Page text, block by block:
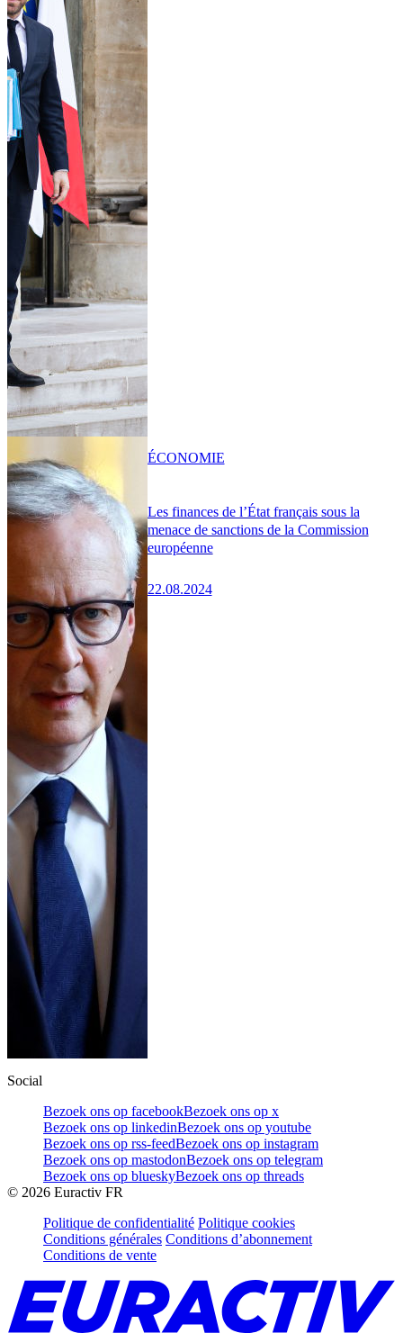
Les finances de l’État français sous la
menace de sanctions de la Commission
européenne
22.08.2024
ÉCONOMIE
Social
Bezoek ons op facebookBezoek ons op x
Bezoek ons op linkedinBezoek ons op youtube
Bezoek ons op rss-feedBezoek ons op instagram
Bezoek ons op mastodonBezoek ons op telegram
Bezoek ons op blueskyBezoek ons op threads
© 2026 Euractiv FR
Politique de confidentialité Politique cookies
Conditions générales Conditions d’abonnement
Conditions de vente